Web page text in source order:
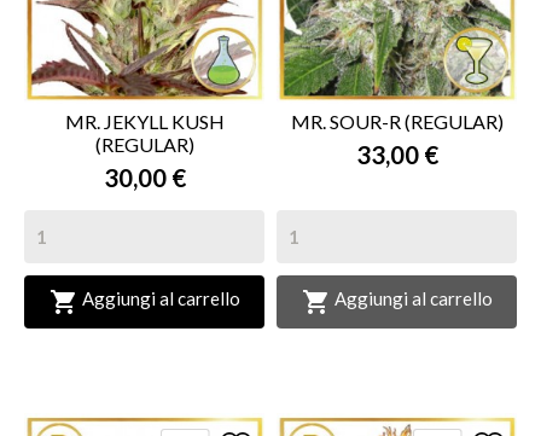
MR. JEKYLL KUSH
(REGULAR)
30,00 €
 Aggiungi al carrello
MR. SOUR-R (REGULAR)
33,00 €
 Aggiungi al carrello